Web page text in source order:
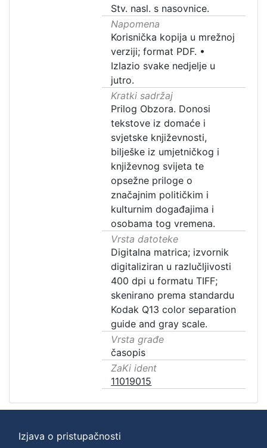
Stv. nasl. s nasovnice.
Napomena
Korisnička kopija u mrežnoj
verziji; format PDF. •
Izlazio svake nedjelje u
jutro.
Kratki sadržaj
Prilog Obzora. Donosi
tekstove iz domaće i
svjetske književnosti,
bilješke iz umjetničkog i
književnog svijeta te
opsežne priloge o
značajnim političkim i
kulturnim događajima i
osobama tog vremena.
Vrsta datoteke
Digitalna matrica; izvornik
digitaliziran u razlučljivosti
400 dpi u formatu TIFF;
skenirano prema standardu
Kodak Q13 color separation
guide and gray scale.
Vrsta građe
časopis
ZaKi ident
11019015
Izjava o pristupačnosti